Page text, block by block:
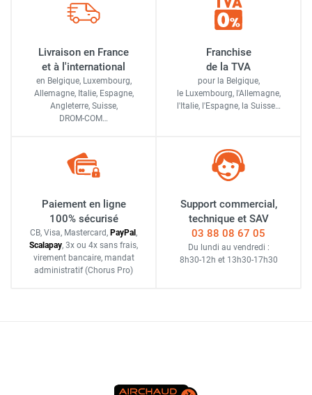
Livraison en France
et à l'international
en Belgique, Luxembourg,
Allemagne, Italie, Espagne,
Angleterre, Suisse,
DROM-COM…
Franchise
de la TVA
pour la Belgique,
le Luxembourg, l'Allemagne,
l'Italie, l'Espagne, la Suisse…
Paiement en ligne
100% sécurisé
CB, Visa, Mastercard, PayPal ,
Scalapay, 3x ou 4x sans frais,
virement bancaire, mandat
administratif (Chorus Pro)
Support commercial,
technique et SAV
03 88 08 67 05
Du lundi au vendredi :
8h30-12h et 13h30-17h30